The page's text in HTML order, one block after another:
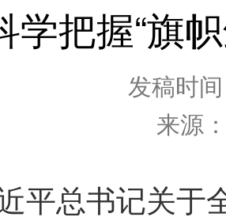
学把握“旗
发稿时
来源
总书记关于全